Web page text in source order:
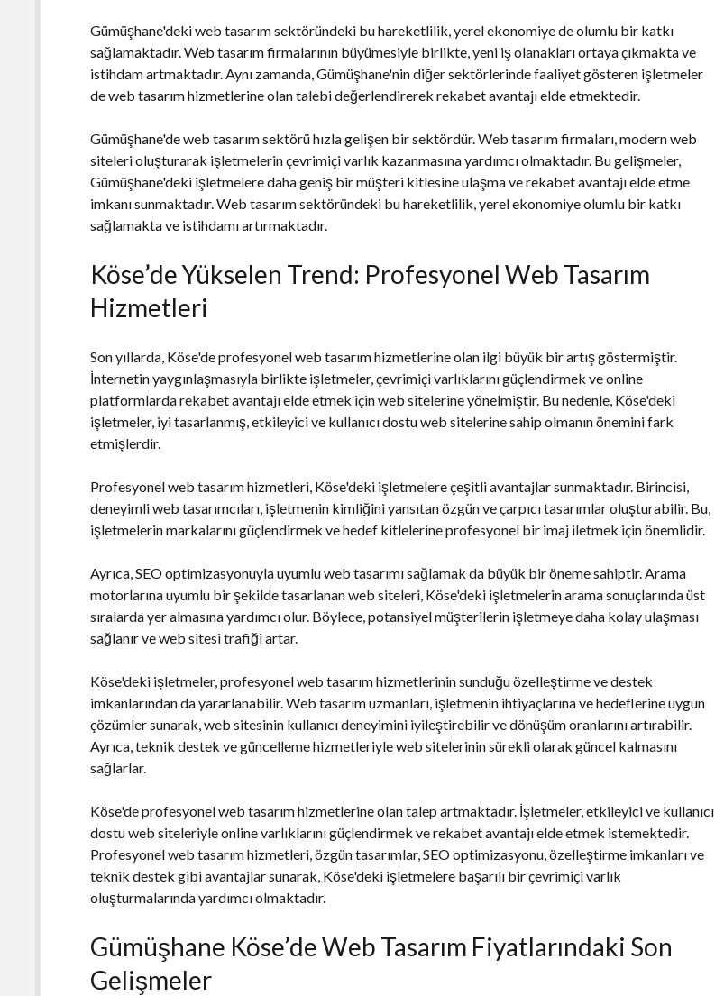
Gümüşhane'deki web tasarım sektöründeki bu hareketlilik, yerel ekonomiye de olumlu bir katkı
sağlamaktadır. Web tasarım firmalarının büyümesiyle birlikte, yeni iş olanakları ortaya çıkmakta ve
istihdam artmaktadır. Aynı zamanda, Gümüşhane'nin diğer sektörlerinde faaliyet gösteren işletmeler
de web tasarım hizmetlerine olan talebi değerlendirerek rekabet avantajı elde etmektedir.
Gümüşhane'de web tasarım sektörü hızla gelişen bir sektördür. Web tasarım firmaları, modern web
siteleri oluşturarak işletmelerin çevrimiçi varlık kazanmasına yardımcı olmaktadır. Bu gelişmeler,
Gümüşhane'deki işletmelere daha geniş bir müşteri kitlesine ulaşma ve rekabet avantajı elde etme
imkanı sunmaktadır. Web tasarım sektöründeki bu hareketlilik, yerel ekonomiye olumlu bir katkı
sağlamakta ve istihdamı artırmaktadır.
Köse’de Yükselen Trend: Profesyonel Web Tasarım
Hizmetleri
Son yıllarda, Köse'de profesyonel web tasarım hizmetlerine olan ilgi büyük bir artış göstermiştir.
İnternetin yaygınlaşmasıyla birlikte işletmeler, çevrimiçi varlıklarını güçlendirmek ve online
platformlarda rekabet avantajı elde etmek için web sitelerine yönelmiştir. Bu nedenle, Köse'deki
işletmeler, iyi tasarlanmış, etkileyici ve kullanıcı dostu web sitelerine sahip olmanın önemini fark
etmişlerdir.
Profesyonel web tasarım hizmetleri, Köse'deki işletmelere çeşitli avantajlar sunmaktadır. Birincisi,
deneyimli web tasarımcıları, işletmenin kimliğini yansıtan özgün ve çarpıcı tasarımlar oluşturabilir. Bu,
işletmelerin markalarını güçlendirmek ve hedef kitlelerine profesyonel bir imaj iletmek için önemlidir.
Ayrıca, SEO optimizasyonuyla uyumlu web tasarımı sağlamak da büyük bir öneme sahiptir. Arama
motorlarına uyumlu bir şekilde tasarlanan web siteleri, Köse'deki işletmelerin arama sonuçlarında üst
sıralarda yer almasına yardımcı olur. Böylece, potansiyel müşterilerin işletmeye daha kolay ulaşması
sağlanır ve web sitesi trafiği artar.
Köse'deki işletmeler, profesyonel web tasarım hizmetlerinin sunduğu özelleştirme ve destek
imkanlarından da yararlanabilir. Web tasarım uzmanları, işletmenin ihtiyaçlarına ve hedeflerine uygun
çözümler sunarak, web sitesinin kullanıcı deneyimini iyileştirebilir ve dönüşüm oranlarını artırabilir.
Ayrıca, teknik destek ve güncelleme hizmetleriyle web sitelerinin sürekli olarak güncel kalmasını
sağlarlar.
Köse'de profesyonel web tasarım hizmetlerine olan talep artmaktadır. İşletmeler, etkileyici ve kullanıcı
dostu web siteleriyle online varlıklarını güçlendirmek ve rekabet avantajı elde etmek istemektedir.
Profesyonel web tasarım hizmetleri, özgün tasarımlar, SEO optimizasyonu, özelleştirme imkanları ve
teknik destek gibi avantajlar sunarak, Köse'deki işletmelere başarılı bir çevrimiçi varlık
oluşturmalarında yardımcı olmaktadır.
Gümüşhane Köse’de Web Tasarım Fiyatlarındaki Son
Gelişmeler